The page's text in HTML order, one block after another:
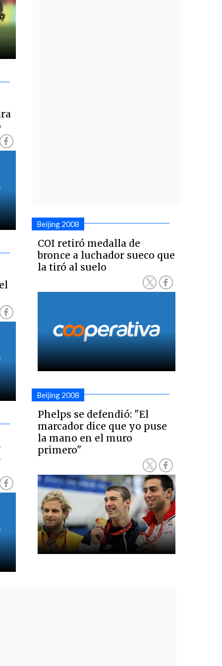
Beijing 2008
COI retiró medalla de
bronce a luchador sueco que
la tiró al suelo
Beijing 2008
Phelps se defendió: "El
marcador dice que yo puse
la mano en el muro
primero"